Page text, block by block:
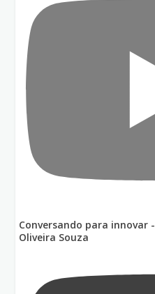
Conversando para innovar
Oliveira Souza